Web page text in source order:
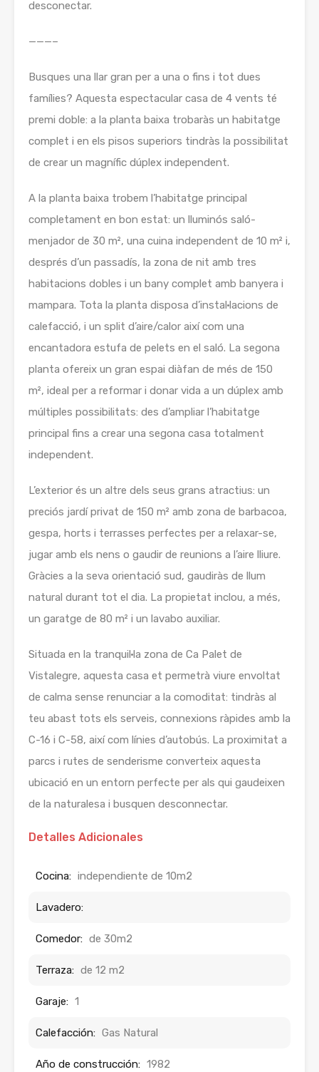
desconectar.
———–
Busques una llar gran per a una o fins i tot dues
famílies? Aquesta espectacular casa de 4 vents té
premi doble: a la planta baixa trobaràs un habitatge
complet i en els pisos superiors tindràs la possibilitat
de crear un magnífic dúplex independent.
A la planta baixa trobem l’habitatge principal
completament en bon estat: un lluminós saló-
menjador de 30 m², una cuina independent de 10 m² i,
després d’un passadís, la zona de nit amb tres
habitacions dobles i un bany complet amb banyera i
mampara. Tota la planta disposa d’instal·lacions de
calefacció, i un split d’aire/calor així com una
encantadora estufa de pelets en el saló. La segona
planta ofereix un gran espai diàfan de més de 150
m², ideal per a reformar i donar vida a un dúplex amb
múltiples possibilitats: des d’ampliar l’habitatge
principal fins a crear una segona casa totalment
independent.
L’exterior és un altre dels seus grans atractius: un
preciós jardí privat de 150 m² amb zona de barbacoa,
gespa, horts i terrasses perfectes per a relaxar-se,
jugar amb els nens o gaudir de reunions a l’aire lliure.
Gràcies a la seva orientació sud, gaudiràs de llum
natural durant tot el dia. La propietat inclou, a més,
un garatge de 80 m² i un lavabo auxiliar.
Situada en la tranquil·la zona de Ca Palet de
Vistalegre, aquesta casa et permetrà viure envoltat
de calma sense renunciar a la comoditat: tindràs al
teu abast tots els serveis, connexions ràpides amb la
C-16 i C-58, així com línies d’autobús. La proximitat a
parcs i rutes de senderisme converteix aquesta
ubicació en un entorn perfecte per als qui gaudeixen
de la naturalesa i busquen desconnectar.
Detalles Adicionales
Cocina: independiente de 10m2
Lavadero:
Comedor: de 30m2
Terraza: de 12 m2
Garaje: 1
Calefacción: Gas Natural
Año de construcción: 1982